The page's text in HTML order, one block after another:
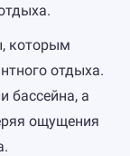
которым
отдыха.
бассейна, а
ощущения